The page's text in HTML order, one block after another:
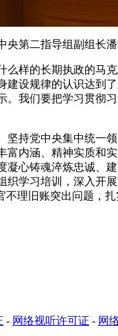
二指导组副组长潘
的长期执政的马
设规律的认识达到
我们要把学习贯
党中央集中统一领
内涵、精神实质
心铸魂淬炼忠诚
学习培训，深入
理旧账突出问题，
- 网络视听许可证 - 网